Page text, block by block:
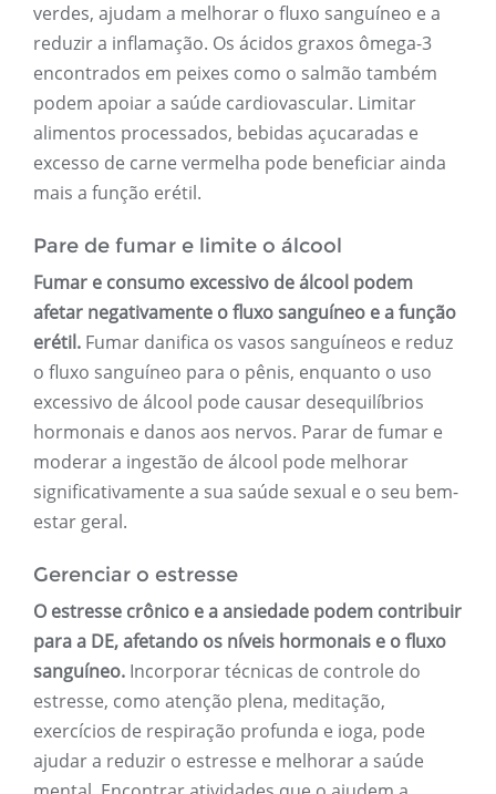
verdes, ajudam a melhorar o fluxo sanguíneo e a
reduzir a inflamação. Os ácidos graxos ômega-3
encontrados em peixes como o salmão também
podem apoiar a saúde cardiovascular. Limitar
alimentos processados, bebidas açucaradas e
excesso de carne vermelha pode beneficiar ainda
mais a função erétil.
Pare de fumar e limite o álcool
Fumar e consumo excessivo de álcool podem
afetar negativamente o fluxo sanguíneo e a função
erétil. Fumar danifica os vasos sanguíneos e reduz
o fluxo sanguíneo para o pênis, enquanto o uso
excessivo de álcool pode causar desequilíbrios
hormonais e danos aos nervos. Parar de fumar e
moderar a ingestão de álcool pode melhorar
significativamente a sua saúde sexual e o seu bem-
estar geral.
Gerenciar o estresse
O estresse crônico e a ansiedade podem contribuir
para a DE, afetando os níveis hormonais e o fluxo
sanguíneo. Incorporar técnicas de controle do
estresse, como atenção plena, meditação,
exercícios de respiração profunda e ioga, pode
ajudar a reduzir o estresse e melhorar a saúde